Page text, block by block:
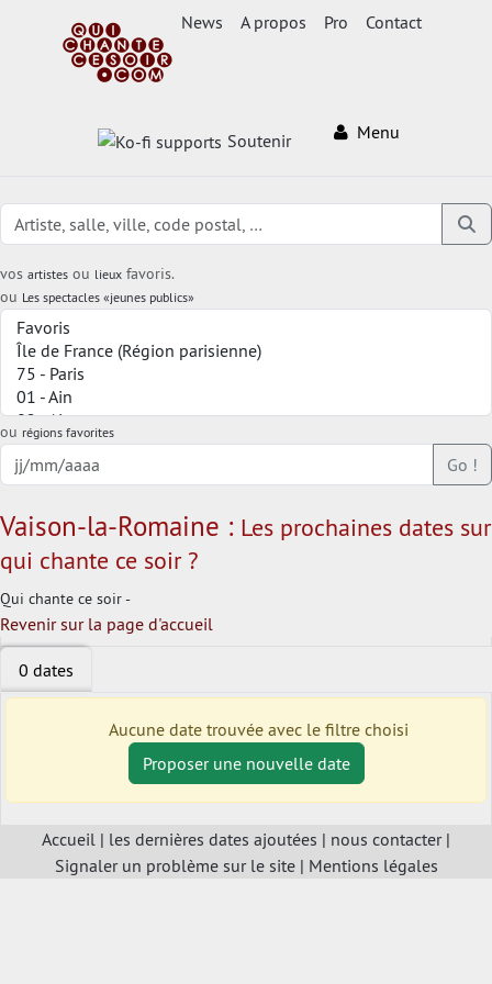
News A propos Pro Contact
Soutenir Menu
vos artistes ou lieux favoris.
ou Les spectacles «jeunes publics»
ou régions favorites
Go !
Vaison-la-Romaine : Les prochaines dates sur
qui chante ce soir ?
Qui chante ce soir -
Revenir sur la page d'accueil
0 dates
Aucune date trouvée avec le filtre choisi
Proposer une nouvelle date
Accueil | les dernières dates ajoutées | nous contacter|
Signaler un problème sur le site| Mentions légales